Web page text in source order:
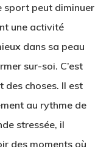
sport peut diminuer
une activité
dans sa peau
sur-soi. C’est
choses. Il est
au rythme de
stressée, il
des moments où